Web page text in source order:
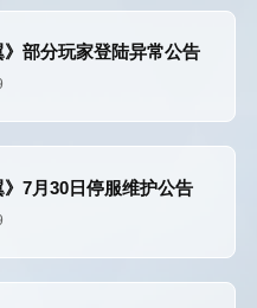
》部分玩家登陆异常公告
》7月30日停服维护公告